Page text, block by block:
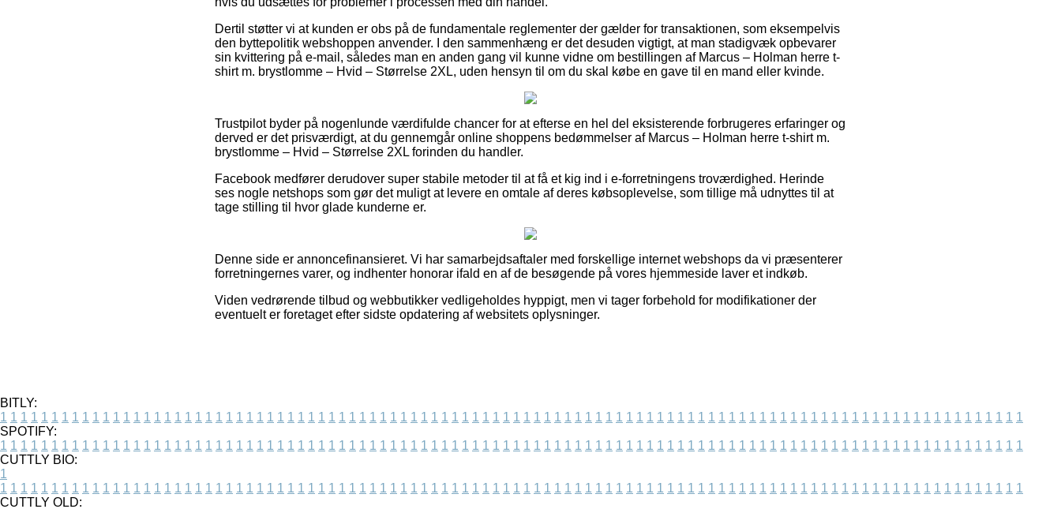
Dertil støtter vi at kunden er obs på de fundamentale reglementer der gælder for transaktionen, som eksempelvis
den byttepolitik webshoppen anvender. I den sammenhæng er det desuden vigtigt, at man stadigvæk opbevarer
sin kvittering på e-mail, således man en anden gang vil kunne vidne om bestillingen af Marcus – Holman herre t-
shirt m. brystlomme – Hvid – Størrelse 2XL, uden hensyn til om du skal købe en gave til en mand eller kvinde.
Trustpilot byder på nogenlunde værdifulde chancer for at efterse en hel del eksisterende forbrugeres erfaringer og
derved er det prisværdigt, at du gennemgår online shoppens bedømmelser af Marcus – Holman herre t-shirt m.
brystlomme – Hvid – Størrelse 2XL forinden du handler.
Facebook medfører derudover super stabile metoder til at få et kig ind i e-forretningens troværdighed. Herinde
ses nogle netshops som gør det muligt at levere en omtale af deres købsoplevelse, som tillige må udnyttes til at
tage stilling til hvor glade kunderne er.
Denne side er annoncefinansieret. Vi har samarbejdsaftaler med forskellige internet webshops da vi præsenterer
forretningernes varer, og indhenter honorar ifald en af de besøgende på vores hjemmeside laver et indkøb.
Viden vedrørende tilbud og webbutikker vedligeholdes hyppigt, men vi tager forbehold for modifikationer der
eventuelt er foretaget efter sidste opdatering af websitets oplysninger.
BITLY:
1 1 1 1 1 1 1 1 1 1 1 1 1 1 1 1 1 1 1 1 1 1 1 1 1 1 1 1 1 1 1 1 1 1 1 1 1 1 1 1 1 1 1 1 1 1 1 1 1 1 1 1 1 1 1 1 1 1 1 1 1 1 1 1 1 1 1 1 1 1 1 1 1 1 1 1 1 1 1 1 1 1 1 1 1 1 1 1 1 1 1 1 1 1 1 1 1 1 1 1
SPOTIFY:
1 1 1 1 1 1 1 1 1 1 1 1 1 1 1 1 1 1 1 1 1 1 1 1 1 1 1 1 1 1 1 1 1 1 1 1 1 1 1 1 1 1 1 1 1 1 1 1 1 1 1 1 1 1 1 1 1 1 1 1 1 1 1 1 1 1 1 1 1 1 1 1 1 1 1 1 1 1 1 1 1 1 1 1 1 1 1 1 1 1 1 1 1 1 1 1 1 1 1 1
CUTTLY BIO:
1
1 1 1 1 1 1 1 1 1 1 1 1 1 1 1 1 1 1 1 1 1 1 1 1 1 1 1 1 1 1 1 1 1 1 1 1 1 1 1 1 1 1 1 1 1 1 1 1 1 1 1 1 1 1 1 1 1 1 1 1 1 1 1 1 1 1 1 1 1 1 1 1 1 1 1 1 1 1 1 1 1 1 1 1 1 1 1 1 1 1 1 1 1 1 1 1 1 1 1 1
CUTTLY OLD: